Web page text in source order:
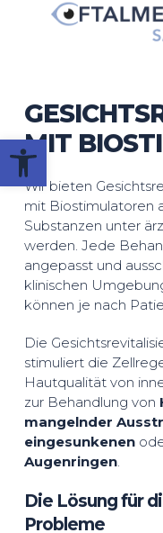
Werkzeugleiste öffnen
MIT
Wir bieten
mit Biostimulatoren
Substanzen unter
werden. Jede
angepasst und
klinischen
können je nach
Die
stimuliert die
Hautqualität von
zur Behandlung von
mangelnder
eingesunkenen
Augenringen.
Die Lösung für
Probleme